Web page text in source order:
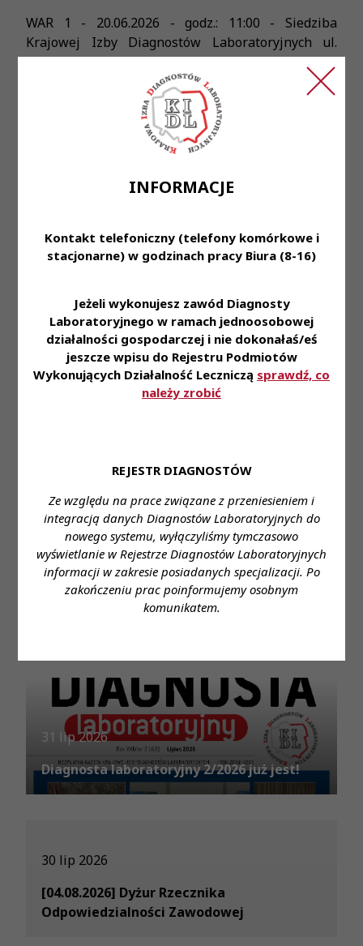
INFORMACJE
Kontakt telefoniczny (telefony komórkowe i
stacjonarne) w godzinach pracy Biura (8-16)
Jeżeli wykonujesz zawód Diagnosty
Laboratoryjnego w ramach jednoosobowej
działalności gospodarczej i nie dokonałaś/eś
jeszcze wpisu do Rejestru Podmiotów
Wykonujących Działalność Leczniczą sprawdź, co
należy zrobić
REJESTR DIAGNOSTÓW
Ze względu na prace związane z przeniesieniem i
integracją danych Diagnostów Laboratoryjnych do
nowego systemu, wyłączyliśmy tymczasowo
wyświetlanie w Rejestrze Diagnostów Laboratoryjnych
informacji w zakresie posiadanych specjalizacji. Po
zakończeniu prac poinformujemy osobnym
komunikatem.
WAR 1 - 20.06.2026 - godz.: 11:00 - Siedziba
Krajowej Izby Diagnostów Laboratoryjnych ul.
Konopacka 4, 03-428 Warszawa; sala
WAR 2 - 20.06.2026 - godz.: 13:00 - Siedziba
Krajowej Izby Diagnostów Laboratoryjnych ul.
Konopacka 4, 03-428 Warszawa; sala
Konopacka 4, 03-428 Warszawa; sala
konferencyjna
Zachęcamy również do zapoznania się z
Komunikatem Sekretarza KRDL dla Diagnostów
Laboratoryjnych w sprawie wyborów delegatów na
VII Krajowy Zjazd Diagnostów Laboratoryjnych
Przeczytaj również
6 sie 2026
31 lip 2026
Diagnosta laboratoryjny 2/2026 już jest!
30 lip 2026
[04.08.2026] Dyżur Rzecznika
Odpowiedzialności Zawodowej